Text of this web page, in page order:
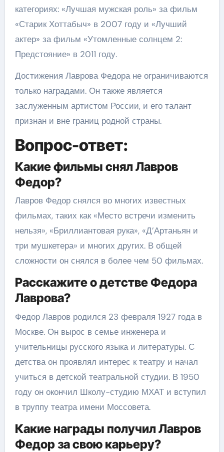
категориях: «Лучшая мужская роль» за фильм
«Старик Хоттабыч» в 2007 году и «Лучший
актер» за фильм «Утомленные солнцем 2:
Предстояние» в 2011 году.
Достижения Лаврова Федора не ограничиваются
только наградами. Он также является
заслуженным артистом России, и его талант
признан и вне границ родной страны.
Вопрос-ответ:
Какие фильмы снял Лавров
Федор?
Лавров Федор снялся во многих известных
фильмах, таких как «Место встречи изменить
нельзя», «Бриллиантовая рука», «Д’Артаньян и
три мушкетера» и многих других. В общей
сложности он снялся в более чем 50 фильмах.
Расскажите о детстве Федора
Лаврова?
Федор Лавров родился 23 февраля 1927 года в
Москве. Он вырос в семье инженера и
учительницы русского языка и литературы. С
детства он проявлял интерес к театру и начал
учиться в детской театральной студии. В 1950
году он окончил Школу-студию МХАТ и вступил
в труппу театра имени Моссовета.
Какие награды получил Лавров
Федор за свою карьеру?